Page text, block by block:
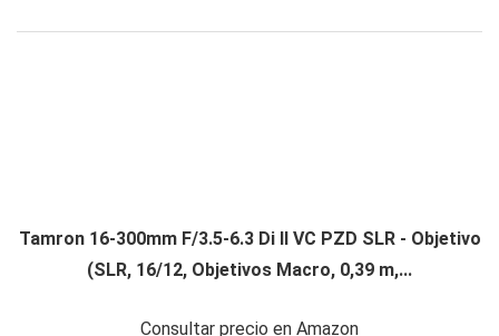
Tamron 16-300mm F/3.5-6.3 Di II VC PZD SLR - Objetivo
(SLR, 16/12, Objetivos Macro, 0,39 m,...
Consultar precio en Amazon